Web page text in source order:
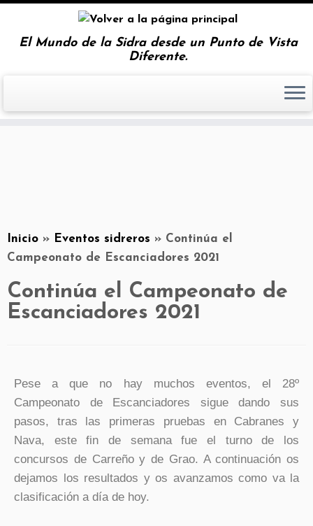
El Mundo de la Sidra desde un Punto de Vista
Diferente.
Inicio » Eventos sidreros » Continúa el
Campeonato de Escanciadores 2021
Continúa el Campeonato de
Escanciadores 2021
Pese a que no hay muchos eventos, el 28º
Campeonato de Escanciadores sigue dando sus
pasos, tras las primeras pruebas en Cabranes y
Nava, este fin de semana fue el turno de los
concursos de Carreño y de Grao. A continuación os
dejamos los resultados y os avanzamos como va la
clasificación a día de hoy.